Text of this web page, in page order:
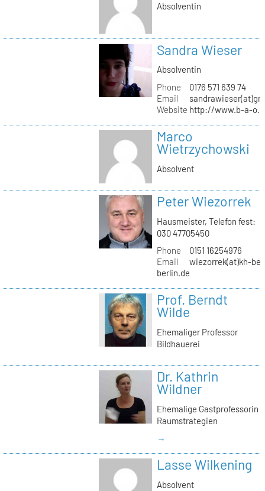
Absolventin
Sandra Wieser
Absolventin
Phone
0176 571 639 74
Email
Website http://www.b-a-
Marco
Wietrzychowski
Absolvent
Peter Wiezorrek
Hausmeister, Telefon fest:
030 47705450
Phone
0151 16254976
Email
wiezorrek(at)kh-
berlin.de
Prof. Berndt
Wilde
Ehemaliger Professor
Bildhauerei
Dr. Kathrin
Wildner
Ehemalige Gastprofessorin
Raumstrategien
→
Lasse Wilkening
Absolvent